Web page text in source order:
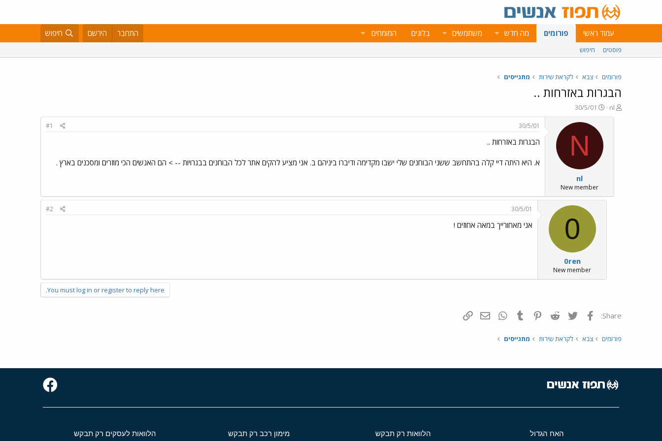
עמוד ראשי פורומים מה חדש משתמשים בלוגים המומחים התחבר הירשם חיפוש
פוסטים חיפוש
פורומים צבא לקראת שירות מתגייסים
הבגרות באזרחות ..
פ
ו
nl
פ
ו
ת
י
ך
30/5/01
N
nl
New member
30/5/01
#1
הבגרות באזרחות ..
א. היא היתה דיי קלה בהתחשב ששני הבוחנים שלי ישבו מקדימה ודיברו ביניהם ב. אני מציע להקים אתר לכל הבוחנים בבגרויות -- > הם האנשים הכי מוזרים ומסכנים בארץ .
0
0ren
New member
30/5/01
#2
אני מאחורייך במאה אחוזים !
You must log in or register to reply here.
Share: פייסבוק Twitter
Reddit
Pinterest
Tumblr
WhatsAppדואר אלקטרוני
פורומים צבא לקראת שירות מתגייסים
האח הגדול הלוואות רק תבקש מימון רכב רק תבקש הלוואות לעסקים רק תבקש